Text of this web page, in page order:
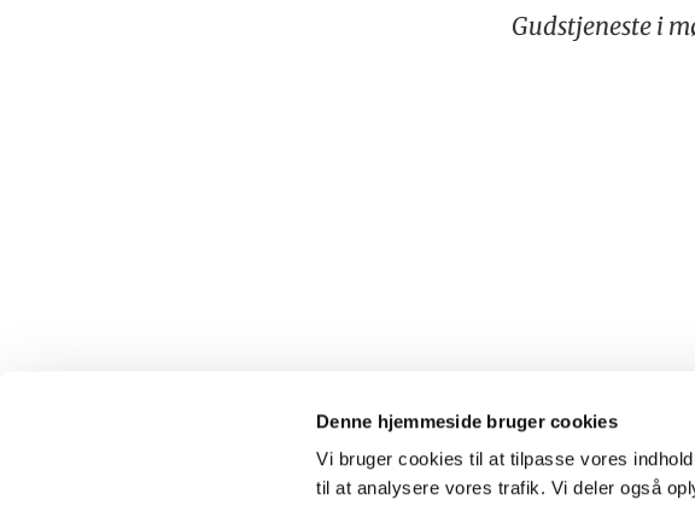
Denne hjemmeside bruger cookies
Vi bruger cookies til at tilpasse vores
til at analysere vores trafik. Vi deler også
Gudstjeneste i